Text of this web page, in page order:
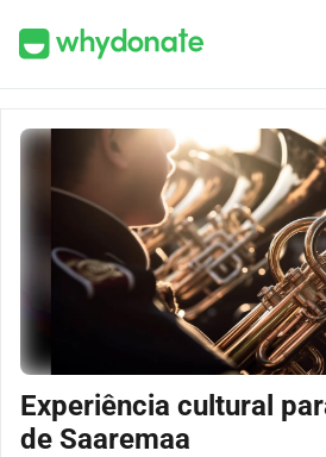
Experiência cultural
de Saaremaa